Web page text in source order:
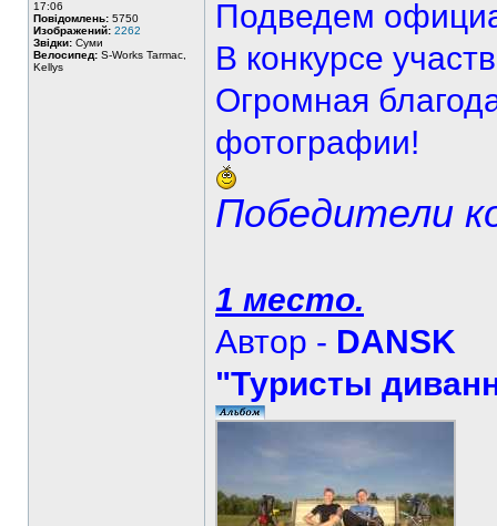
17:06
Повідомлень: 5750
Изображений: 2262
Звідки: Суми
Велосипед: S-Works Tarmac,
Kellys
Подведем
В конкурсе
Огромная
фотографии!
Победители
1 место.
Автор - DANSK
"Туристы